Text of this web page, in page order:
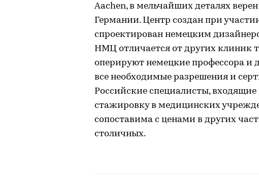
Aachen, в мельчайших деталях
Германии. Центр создан при
спроектирован немецким
НМЦ отличается от других клиник
оперируют немецкие профессора
все необходимые разрешения и
Российские специалисты,
стажировку в медицинских
сопоставима с ценами в других
столичных.